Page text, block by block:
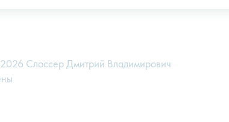
Слоссер Дмитрий Владимирович